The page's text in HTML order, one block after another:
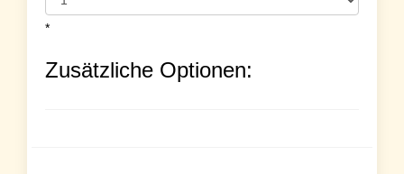
*
Zusätzliche Optionen: